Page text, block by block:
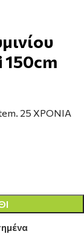
150cm
25 ΧΡΟΝΙΑ